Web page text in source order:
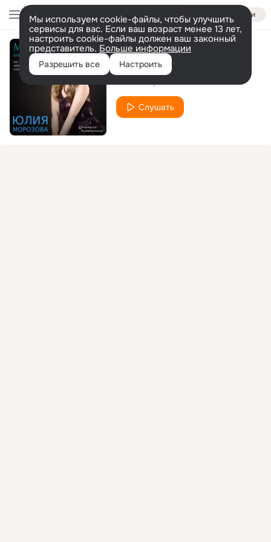
Войти
Мы используем cookie-файлы, чтобы улучшить
сервисы для вас. Если ваш возраст менее 13 лет,
настроить cookie-файлы должен ваш законный
представитель. Больше информации
Разрешить все Настроить
Желтый листопад
Слушать